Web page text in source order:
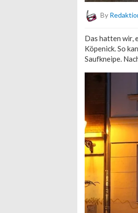
By
Das hatten wir,
Köpenick. So
Saufkneipe.